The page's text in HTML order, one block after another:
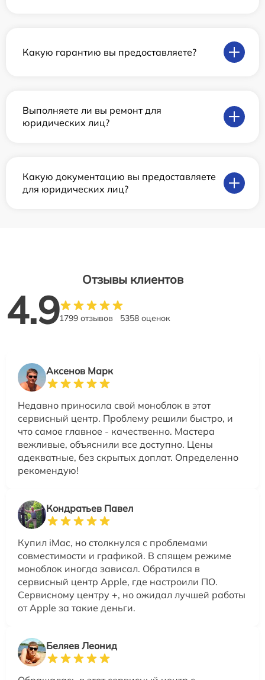
Какую гарантию вы предоставляете?
Выполняете ли вы ремонт для
юридических лиц?
Какую документацию вы предоставляете
для юридических лиц?
Отзывы клиентов
4.91799 отзывов 5358 оценок
Аксенов Марк
Недавно приносила свой моноблок в этот
сервисный центр. Проблему решили быстро, и
что самое главное - качественно. Мастера
вежливые, объяснили все доступно. Цены
адекватные, без скрытых доплат. Определенно
рекомендую!
Кондратьев Павел
Купил iMac, но столкнулся с проблемами
совместимости и графикой. В спящем режиме
моноблок иногда зависал. Обратился в
сервисный центр Apple, где настроили ПО.
Сервисному центру +, но ожидал лучшей работы
от Apple за такие деньги.
Беляев Леонид